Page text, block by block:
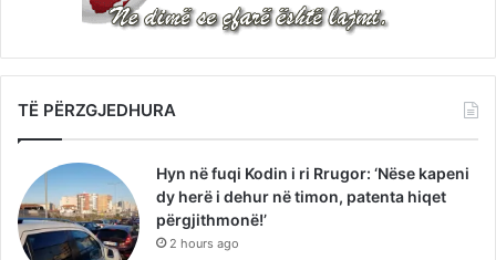
TË PËRZGJEDHURA
Hyn në fuqi Kodin i ri Rrugor: ‘Nëse kapeni
dy herë i dehur në timon, patenta hiqet
përgjithmonë!’
2 hours ago